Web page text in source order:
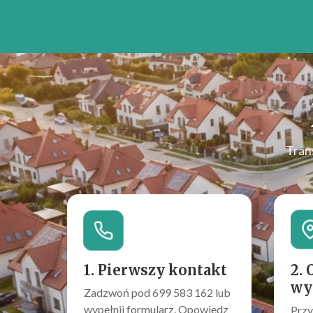
1. Pierwszy kontakt
Zadzwoń pod 699 583 162 lub
wypełnij formularz. Opowiedz
2.